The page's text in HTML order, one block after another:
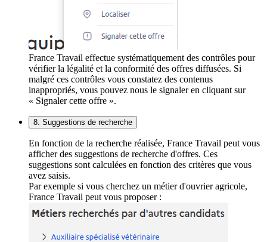
France Travail effectue systématiquement des contrôles pour
vérifier la légalité et la conformité des offres diffusées. Si
malgré ces contrôles vous constatez des contenus
inappropriés, vous pouvez nous le signaler en cliquant sur
« Signaler cette offre ».
8. Suggestions de recherche
En fonction de la recherche réalisée, France Travail peut vous
afficher des suggestions de recherche d'offres. Ces
suggestions sont calculées en fonction des critères que vous
avez saisis.
Par exemple si vous cherchez un métier d'ouvrier agricole,
France Travail peut vous proposer :